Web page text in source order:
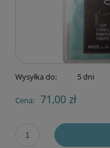
Wysyłka do: 5 dni
Cena: 71,00 zł